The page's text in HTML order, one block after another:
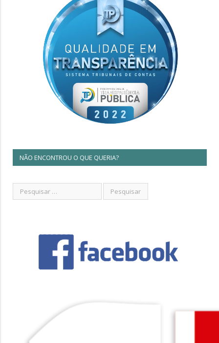
NÃO ENCONTROU O QUE QUERIA?